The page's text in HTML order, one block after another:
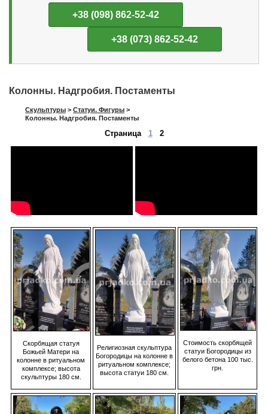
+38 (098) 862-52-42
+38 (073) 862-52-42
Колонны. Надгробия. Постаменты
Скульптуры > Статуи. Фигуры >
Колонны. Надгробия. Постаменты
Страница 1 2
Скорбящая статуя
Божьей Матери на
колонне в ритуальном
комплексе; высота
скульптуры 180 см.
Религиозная скульптура
Богородицы на колонне в
ритуальном комплексе;
высота статуи 180 см.
Стоимость скорбящей
статуи Богородицы из
белого бетона 100 тыс.
грн.